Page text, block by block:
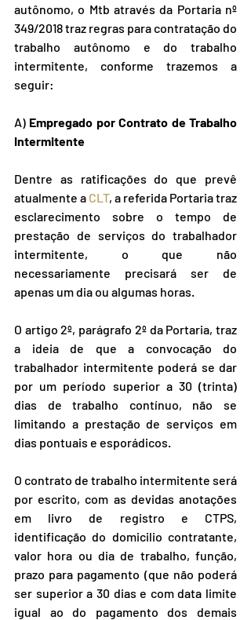
autônomo, o Mtb através da Portaria nº
349/2018 traz regras para contratação do
trabalho autônomo e do trabalho
intermitente, conforme trazemos a
seguir:
A) Empregado por Contrato de Trabalho
Intermitente
Dentre as ratificações do que prevê
atualmente a CLT, a referida Portaria traz
esclarecimento sobre o tempo de
prestação de serviços do trabalhador
intermitente, o que não
necessariamente precisará ser de
apenas um dia ou algumas horas.
O artigo 2º, parágrafo 2º da Portaria, traz
a ideia de que a convocação do
trabalhador intermitente poderá se dar
por um período superior a 30 (trinta)
dias de trabalho contínuo, não se
limitando a prestação de serviços em
dias pontuais e esporádicos.
O contrato de trabalho intermitente será
por escrito, com as devidas anotações
em livro de registro e CTPS,
identificação do domicilio contratante,
valor hora ou dia de trabalho, função,
prazo para pagamento (que não poderá
ser superior a 30 dias e com data limite
igual ao do pagamento dos demais